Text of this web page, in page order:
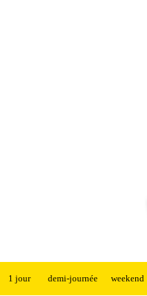
1 jour demi-journée weekend